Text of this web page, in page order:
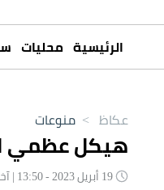
الرئيسية محليات
عكاظ > منوعات
هيكل عظمي